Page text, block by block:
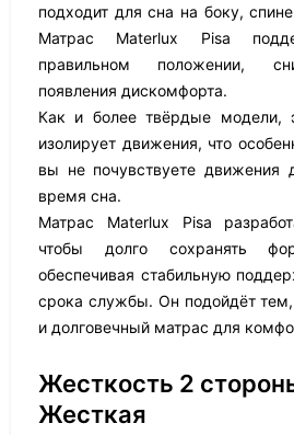
подходит для сна на боку,
Матрас Materlux Pisa
правильном положении,
появления дискомфорта.
Как и более твёрдые модели,
изолирует движения, что
вы не почувствуете движения
время сна.
Матрас Materlux Pisa
чтобы долго сохранять
обеспечивая стабильную
срока службы. Он подойдёт
и долговечный матрас для
Жесткость 2
Жесткая